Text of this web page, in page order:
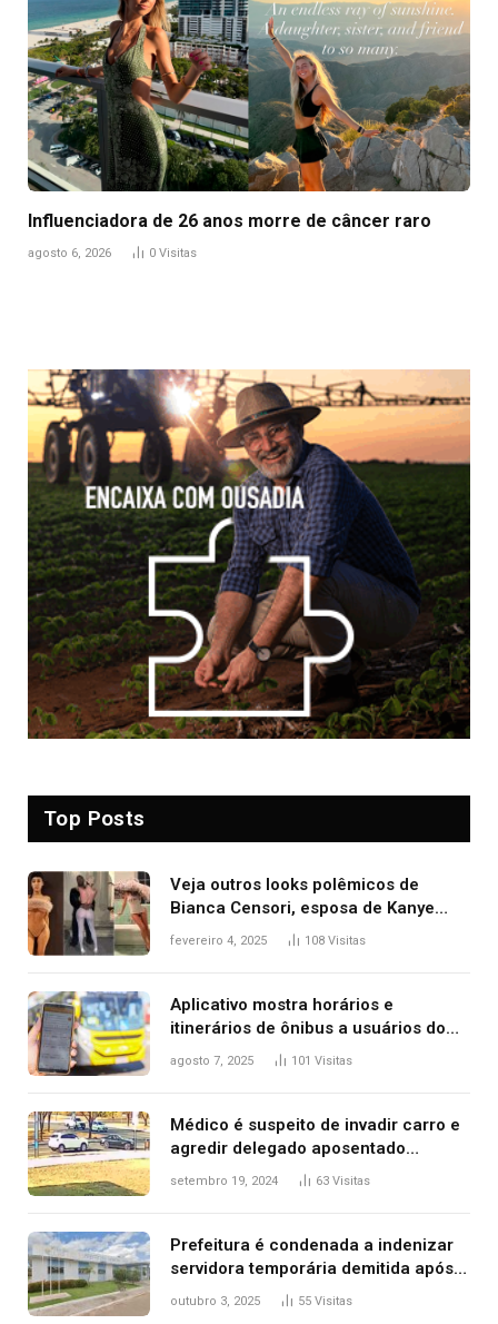
Influenciadora de 26 anos morre de câncer raro
agosto 6, 2026 0 Visitas
Top Posts
Veja outros looks polêmicos de
Bianca Censori, esposa de Kanye
West que apareceu nua no Grammy
fevereiro 4, 2025 108 Visitas
Aplicativo mostra horários e
itinerários de ônibus a usuários do
transporte público de Palmas; confira
agosto 7, 2025 101 Visitas
Médico é suspeito de invadir carro e
agredir delegado aposentado
durante confusão no trânsito
setembro 19, 2024 63 Visitas
Prefeitura é condenada a indenizar
servidora temporária demitida após
nascimento da filha
outubro 3, 2025 55 Visitas